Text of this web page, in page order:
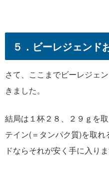
５．ビーレジェンド
さて、ここまでビーレジェ
きました。
結局は１杯２８、２９ｇを
テイン(＝タンパク質)を取
ドならそれが安く手に入りま